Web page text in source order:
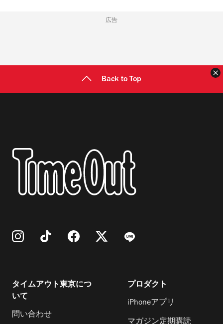
広告
Back to Top
タイムアウト東京につ
いて
問い合わせ
プロダクト
iPhoneアプリ
マガジン定期購読